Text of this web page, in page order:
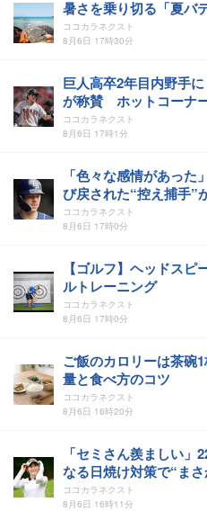
暑さを乗り切る「夏バ
ココカラネクスト
8月6日 17時30分
巨人高卒2年目内野手
が称賛 ホットコーナ
け継ぐような選手に育
ココカラネクスト
8月6日 17時1分
「色々な感情があっ
び戻された“控え捕手”
ドに複雑胸中を吐露「
ココカラネクスト
8月6日 17時0分
【ゴルフ】ヘッドス
ルトレーニング
ココカラネクスト
8月6日 17時0分
ご飯のカロリーは茶碗
量と食べ方のコツ
ココカラネクスト
8月6日 16時20分
「セミさん羨ましい
なる日焼け対策で“ま
「完璧ですね」
ココカラネクスト
8月6日 16時11分